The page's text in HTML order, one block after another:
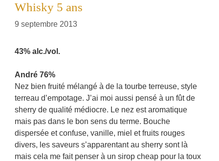
Whisky 5 ans
9 septembre 2013
43% alc./vol.
André 76%
Nez bien fruité mélangé à de la tourbe terreuse, style
terreau d’empotage. J’ai moi aussi pensé à un fût de
sherry de qualité médiocre. Le nez est aromatique
mais pas dans le bon sens du terme. Bouche
dispersée et confuse, vanille, miel et fruits rouges
divers, les saveurs s’apparentant au sherry sont là
mais cela me fait penser à un sirop cheap pour la toux